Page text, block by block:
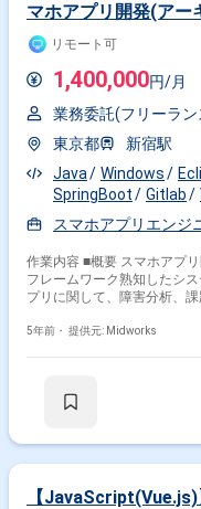
マホアプリ開発(アー
リモート可
1,400,000円/月
業務委託(フリーラン
東京都
新宿駅
Java
Windows
SpringBoot
Gitlab
スマホアプリエンジ
作業内容 ■概要 スマホアプ
フレームワーク熟知したシ
プリに関して、障害分析、
アプリ開発の横断アーキとして動い
5年前・ 提供元: Midworks
【